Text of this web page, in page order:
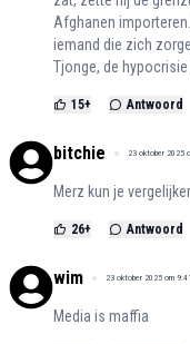
Afghanen
iemand die zich
Tjonge, de
15+ Antwoord
bitchie 23 oktober 2025
Merz kun je
26+ Antwoord
wim 23 oktober 2025 om 9:41
Media is maffia